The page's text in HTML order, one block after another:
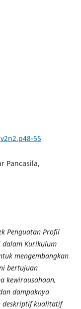
55
Pancasila,
Penguatan Profil
dalam Kurikulum
mengembangkan
bertujuan
kewirausahaan,
dampaknya
deskriptif kualitatif